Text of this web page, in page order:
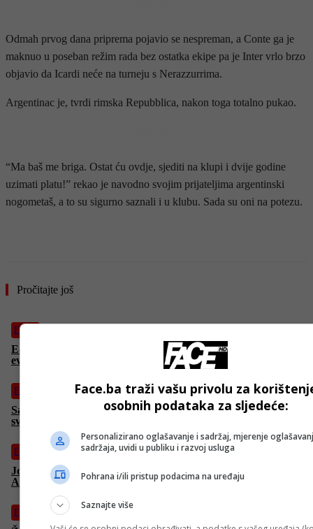
Odmah prvog dana priprema pojavio se nespreman, a Conte ga je
maknuo u poseban režim rada bez ostatka ekipe pa je Inter vrlo brzo
objavio da Icardi neće na turneju s Nerazzurrima.
Argentinac je, tvrdi rimska Repubblica, nakon toga totalno pukao.
“Ma baš me briga. Ostat ću ovdje, sjediti na klupi i dvije godine
uzimati platu!” rekao je navodno svojim prijateljima argentinski
nogometaš, a to su sigurno saznali i u klubu. Sada su oni na potezu.
Pročitajte još
Fudbal
Edin Džeko je golom protiv “Rapida” ispisao historiju
evropskog fudbala (VIDEO)
Fudbal
Salah napušta “Liverpool”, uklonio sve spomene “Redsa” sa
svojih društvenih mreža
Fudbal
Još jedne loše vijesti za “Zmajeve”: Evo u kakvom je stanju
Amar Dedić
Fudbal
Face.ba traži vašu privolu za
osobnih podataka za sljedeće:
Personalizirano oglašavanje i sadržaj, mjerenje
sadržaja, uvidi u publiku i razvoj usluga
Pohrana i/ili pristup podacima na uređaju
Saznajte više